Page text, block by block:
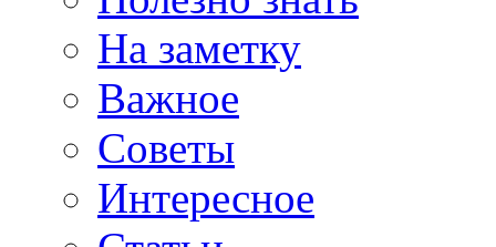
На заметку
Важное
Советы
Интересное